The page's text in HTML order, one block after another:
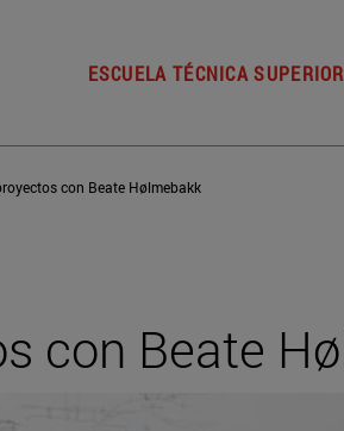
ESCUELA TÉCNICA
con Beate Hølmebakk
con Beate